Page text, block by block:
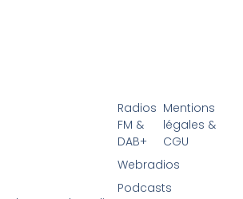
Radios
FM &
DAB+
Webradios
Podcasts
Mentions
légales &
CGU